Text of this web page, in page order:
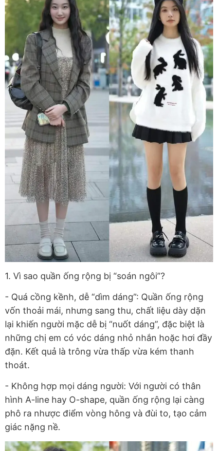
1. Vì sao quần ống rộng bị “soán ngôi”?
- Quá cồng kềnh, dễ “dìm dáng”: Quần ống rộng
vốn thoải mái, nhưng sang thu, chất liệu dày dặn
lại khiến người mặc dễ bị “nuốt dáng”, đặc biệt là
những chị em có vóc dáng nhỏ nhắn hoặc hơi đầy
đặn. Kết quả là trông vừa thấp vừa kém thanh
thoát.
- Không hợp mọi dáng người: Với người có thân
hình A-line hay O-shape, quần ống rộng lại càng
phô ra nhược điểm vòng hông và đùi to, tạo cảm
giác nặng nề.